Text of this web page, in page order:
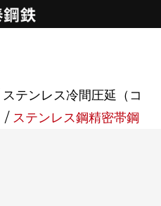
ステンレス冷間圧延（コ
/ ステンレス鋼精密帯鋼